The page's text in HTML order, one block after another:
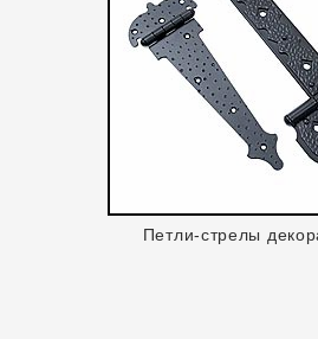
Петли-стрелы